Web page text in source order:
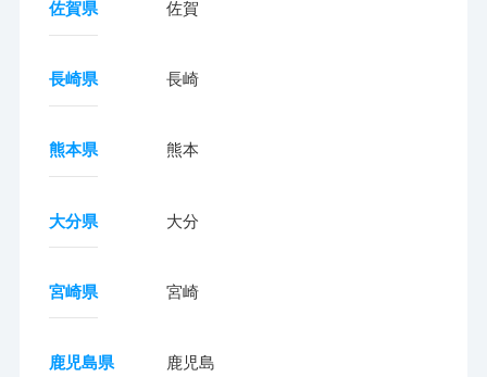
佐賀県 佐賀
長崎県 長崎
熊本県 熊本
大分県 大分
宮崎県 宮崎
鹿児島県 鹿児島